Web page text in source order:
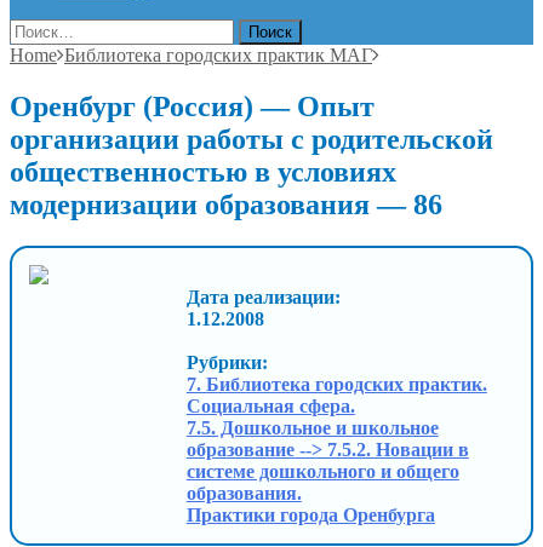
Найти:
Home Библиотека городских практик МАГ
Оренбург (Россия) — Опыт
организации работы с родительской
общественностью в условиях
модернизации образования — 86
Дата реализации:
1.12.2008
Рубрики:
7. Библиотека городских практик.
Социальная сфера.
7.5. Дошкольное и школьное
образование --> 7.5.2. Новации в
системе дошкольного и общего
образования.
Практики города Оренбурга